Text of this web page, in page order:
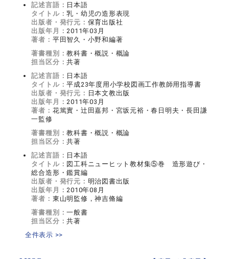
記述言語： 日本語
タイトル：乳・幼児の造形表現
出版者・発行元： 保育出版社
出版年月： 2011年03月
著者： 平田智久・小野和編著
著書種別：教科書・概説・概論
担当区分：共著
記述言語： 日本語
タイトル：平成23年度用小学校図画工作教師用指導書
出版者・発行元： 日本文教出版
出版年月： 2011年03月
著者： 花篤實・辻田嘉邦・宮坂元裕・春日明夫・長田謙
一監修
著書種別：教科書・概説・概論
担当区分：共著
記述言語： 日本語
タイトル： 図工科ニューヒット教材集⑤巻 造形遊び・
総合造形・鑑賞編
出版者・発行元： 明治図書出版
出版年月： 2010年08月
著者： 東山明監修，神吉脩編
著書種別：一般書
担当区分：共著
全件表示 >>